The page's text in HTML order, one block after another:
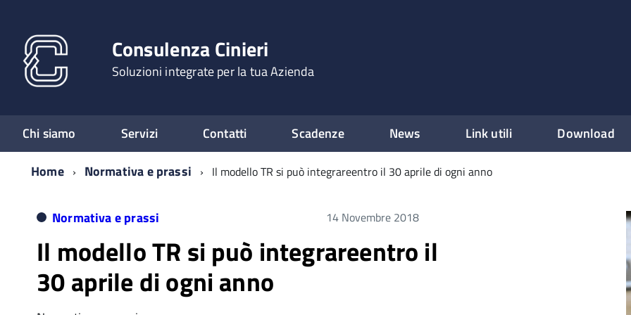
Consulenza Cinieri
Soluzioni integrate per la tua Azienda
Chi siamo Servizi Contatti Scadenze News Link utili Download
Home
Normativa e prassi Il modello TR si può integrareentro il 30 aprile di ogni anno
Normativa e prassi 14 Novembre 2018
Il modello TR si può integrareentro il
30 aprile di ogni anno